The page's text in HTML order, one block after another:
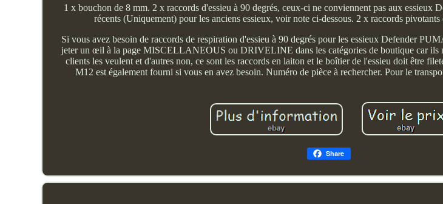
1 x bouchon de 8 mm. 2 x raccords d'essieu à 90 degrés, ceux-ci ne conviennent pas aux essieux
récents (Uniquement) pour les anciens essieux, voir note ci-dessous. 2 x raccords pivotants
Si vous avez besoin de raccords de respiration d'essieu à 90 degrés pour les essieux Defender
jeter un œil à la page MISCELLANEOUS ou DRIVELINE dans les catégories de boutique car ils
clients les veulent et d'autres non, ce sont les raccords en laiton et le boîtier de l'essieu doit être
M12 est également fourni si vous en avez besoin. Numéro de pièce à rechercher. Pour le
Share